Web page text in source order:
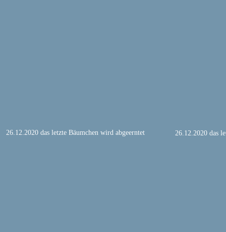
26.12.2020 das letzte Bäumchen wird abgeerntet 26.12.2020 das